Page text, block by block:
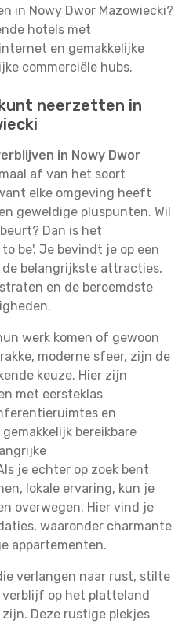
in Nowy Dwor Mazowiecki?
hotels met
en gemakkelijke
commerciële hubs.
neerzetten in
in Nowy Dwor
af van het soort
elke omgeving heeft
geweldige pluspunten. Wil
Dan is het
be'. Je bevindt je op een
belangrijkste attracties,
en de beroemdste
werk komen of gewoon
moderne sfeer, zijn de
keuze. Hier zijn
met eersteklas
en
bereikbare
je echter op zoek bent
lokale ervaring, kun je
overwegen. Hier vind je
waaronder charmante
appartementen.
verlangen naar rust, stilte
op het platteland
Deze rustige plekjes